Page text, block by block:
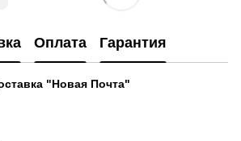
Оплата Гарантия
"Новая Почта"